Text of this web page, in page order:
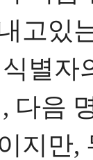
고있
별자
다음
지만,